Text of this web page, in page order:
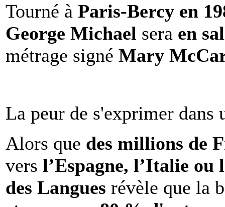
Tourné à Paris-Bercy en
George Michael sera en
métrage signé Mary
La peur de s'exprimer dans
Alors que des millions de
vers l’Espagne, l’Italie ou
des Langues révèle que la